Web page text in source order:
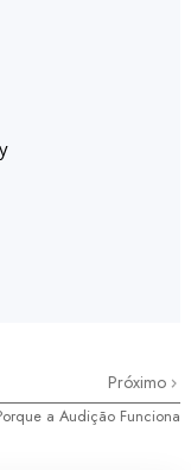
Próximo
a Audição Funciona